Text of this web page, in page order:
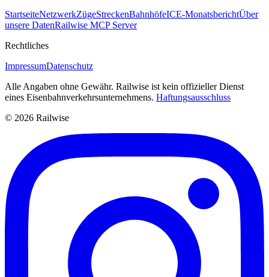
StartseiteNetzwerkZügeStreckenBahnhöfeICE-MonatsberichtÜber
unsere DatenRailwise MCP Server
Rechtliches
ImpressumDatenschutz
Alle Angaben ohne Gewähr. Railwise ist kein offizieller Dienst
eines Eisenbahnverkehrsunternehmens. Haftungsausschluss
© 2026 Railwise